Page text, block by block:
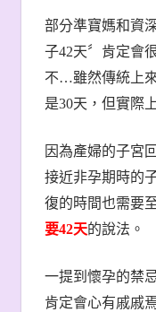
部分準寶媽和資
子42天〞肯定會
不…雖然傳統上
是30天，但實際
因為產婦的子宮
接近非孕期時的
復的時間也需要
要42天的說法。
一提到懷孕的禁
肯定會心有戚戚